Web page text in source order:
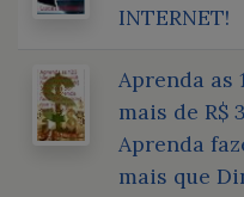
INTERNET!
Aprenda as
mais de R$
Aprenda
mais que